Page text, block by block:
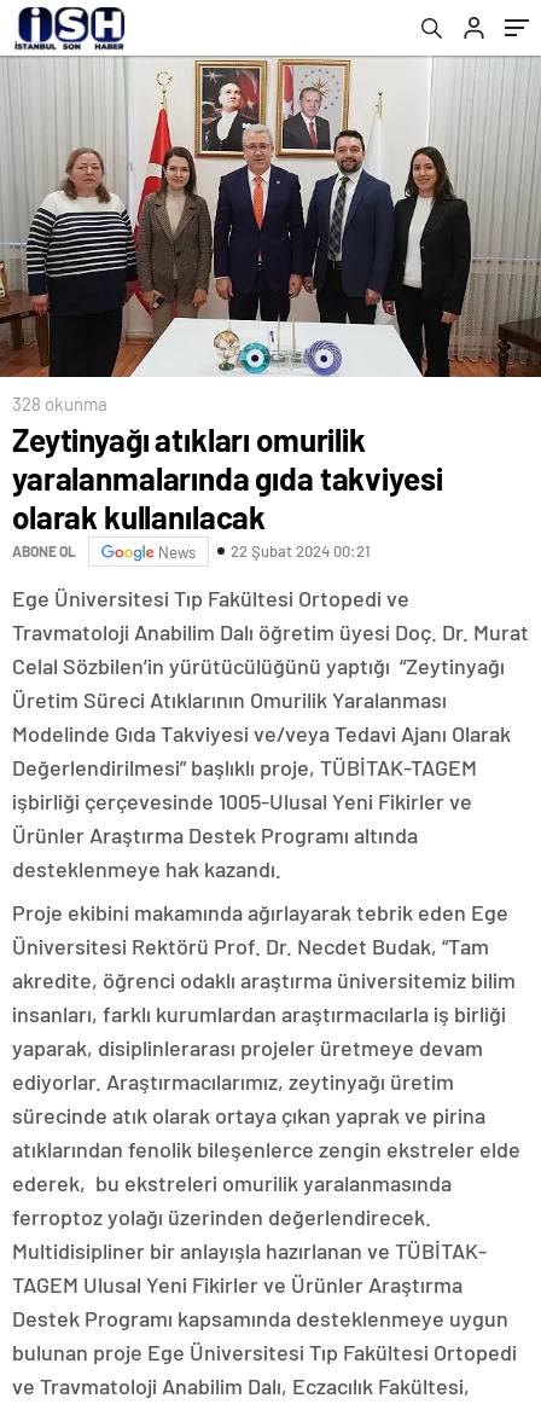
328 okunma
Zeytinyağı atıkları omurilik
yaralanmalarında gıda takviyesi
olarak kullanılacak
ABONE OL News 22 Şubat 2024 00:21
Ege Üniversitesi Tıp Fakültesi Ortopedi ve
Travmatoloji Anabilim Dalı öğretim üyesi Doç. Dr. Murat
Celal Sözbilen’in yürütücülüğünü yaptığı “Zeytinyağı
Üretim Süreci Atıklarının Omurilik Yaralanması
Modelinde Gıda Takviyesi ve/veya Tedavi Ajanı Olarak
Değerlendirilmesi” başlıklı proje, TÜBİTAK-TAGEM
işbirliği çerçevesinde 1005-Ulusal Yeni Fikirler ve
Ürünler Araştırma Destek Programı altında
desteklenmeye hak kazandı.
Proje ekibini makamında ağırlayarak tebrik eden Ege
Üniversitesi Rektörü Prof. Dr. Necdet Budak, “Tam
akredite, öğrenci odaklı araştırma üniversitemiz bilim
insanları, farklı kurumlardan araştırmacılarla iş birliği
yaparak, disiplinlerarası projeler üretmeye devam
ediyorlar. Araştırmacılarımız, zeytinyağı üretim
sürecinde atık olarak ortaya çıkan yaprak ve pirina
atıklarından fenolik bileşenlerce zengin ekstreler elde
ederek, bu ekstreleri omurilik yaralanmasında
ferroptoz yolağı üzerinden değerlendirecek.
Multidisipliner bir anlayışla hazırlanan ve TÜBİTAK-
TAGEM Ulusal Yeni Fikirler ve Ürünler Araştırma
Destek Programı kapsamında desteklenmeye uygun
bulunan proje Ege Üniversitesi Tıp Fakültesi Ortopedi
ve Travmatoloji Anabilim Dalı, Eczacılık Fakültesi,